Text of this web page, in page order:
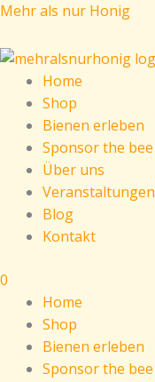
Zum
springen
Mehr als nur Honig
Menü
Home
Shop
Bienen erleben
Sponsor the bee
Über uns
Veranstaltungen
Blog
Kontakt
0
Menü
Home
Shop
Bienen erleben
Sponsor the bee
"Die
-
60g
Menge
Menü
Cart